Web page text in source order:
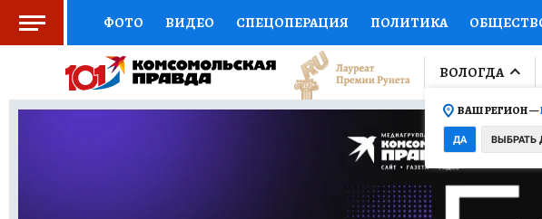
ФОТО ВИДЕО СПЕЦОПЕРАЦИЯ ПОЛИТИКА
СОЦПОДДЕРЖКА НАУКА СПОРТ КОЛУМНИСТЫ
ВЫБОР ЭКСПЕРТОВ ДОКТОР ФИНАНСЫ ОТКРЫВАЕМ
ПРОГНОЗЫ НА СПОРТ ПРОМОКОДЫ
ТЕЛЕВИЗОР
ВОЛОГДА
ВАШ РЕГИОН —
ДА ВЫБРАТЬ